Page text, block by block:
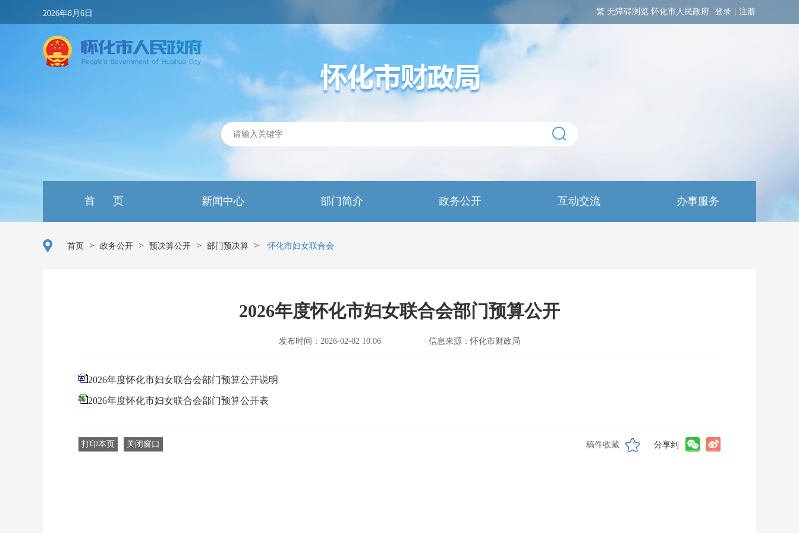
2026年8月6日 繁 无障碍浏览 怀化市人民政府 登录 注册
首 页 新闻中心 部门简介 政务公开 互动交流 办事服务
首页 > 政务公开 > 预决算公开 > 部门预决算 > 怀化市妇女联合会
2026年度怀化市妇女联合会部门预算公开
发布时间：2026-02-02 10:06 信息来源：怀化市财政局
2026年度怀化市妇女联合会部门预算公开说明
2026年度怀化市妇女联合会部门预算公开表
打印本页 关闭窗口 稿件收藏 分享到